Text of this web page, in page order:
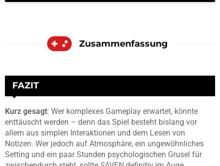
Zusammenfassung
FAZIT
Kurz gesagt: Wer komplexes Gameplay erwartet, könnte
enttäuscht werden – denn das Spiel besteht bislang vor
allem aus simplen Interaktionen und dem Lesen von
Notizen. Wer jedoch auf Atmosphäre, ein ungewöhnliches
Setting und ein paar Stunden psychologischen Grusel für